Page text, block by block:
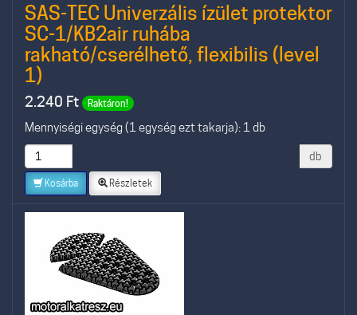
SAS-TEC Univerzális ízület protektor
SC-1/KB2air ruhába
rakható/cserélhető, flexibilis (level
1)
2.240 Ft Raktáron!
Mennyiségi egység (1 egység ezt takarja): 1 db
db
Kosárba Részletek